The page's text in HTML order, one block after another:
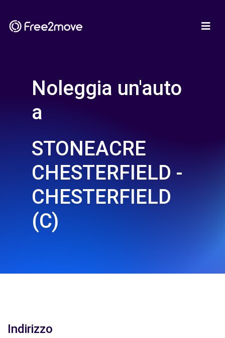
Noleggia un'auto
a
STONEACRE
CHESTERFIELD -
CHESTERFIELD
(C)
Indirizzo